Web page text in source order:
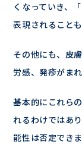
くなっていき、
表現されること
その他にも、皮
労感、発疹がま
基本的にこれら
れるわけではあ
能性は否定できま